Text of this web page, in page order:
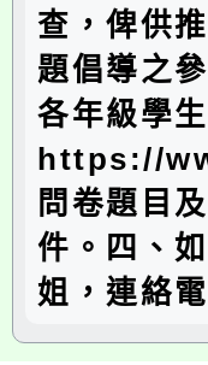
查，俾供
題倡導之
各年級學
https://
問卷題目
件。四、
姐，連絡